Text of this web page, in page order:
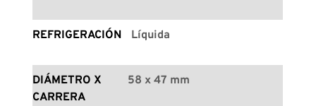
REFRIGERACIÓN Líquida
DIÁMETRO X
CARRERA
58 x 47 mm